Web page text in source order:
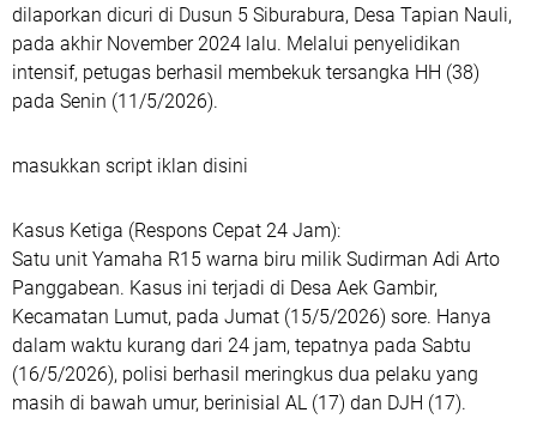
dilaporkan dicuri di Dusun 5 Siburabura, Desa Tapian Nauli,
pada akhir November 2024 lalu. Melalui penyelidikan
intensif, petugas berhasil membekuk tersangka HH (38)
pada Senin (11/5/2026).
masukkan script iklan disini
Kasus Ketiga (Respons Cepat 24 Jam):
Satu unit Yamaha R15 warna biru milik Sudirman Adi Arto
Panggabean. Kasus ini terjadi di Desa Aek Gambir,
Kecamatan Lumut, pada Jumat (15/5/2026) sore. Hanya
dalam waktu kurang dari 24 jam, tepatnya pada Sabtu
(16/5/2026), polisi berhasil meringkus dua pelaku yang
masih di bawah umur, berinisial AL (17) dan DJH (17).